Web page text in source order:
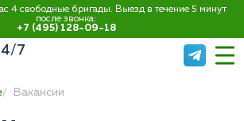
4 свободные бригады. Выезд в течение 5 минут
после звонка:
+7 (495) 128-09-18
7
Вакансии